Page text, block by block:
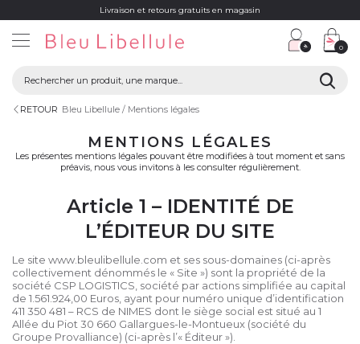
Livraison et retours gratuits en magasin
0
RETOUR Bleu Libellule Mentions légales
MENTIONS LÉGALES
Les présentes mentions légales pouvant être modifiées à tout moment et sans
préavis, nous vous invitons à les consulter régulièrement.
Article 1 – IDENTITÉ DE
L’ÉDITEUR DU SITE
Le site www.bleulibellule.com et ses sous-domaines (ci-après
collectivement dénommés le « Site ») sont la propriété de la
société CSP LOGISTICS, société par actions simplifiée au capital
de 1.561.924,00 Euros, ayant pour numéro unique d’identification
411 350 481 – RCS de NIMES dont le siège social est situé au 1
Allée du Piot 30 660 Gallargues-le-Montueux (société du
Groupe Provalliance) (ci-après l’« Éditeur »).